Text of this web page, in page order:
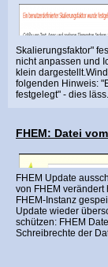
Skalierungsfaktor"
nicht anpassen und
klein
folgenden Hinweis:
festgelegt" - dies
FHEM: Datei
FHEM Update
von FHEM
FHEM-Instanz
Update wieder
schützen: FHEM
Schreibrechte der